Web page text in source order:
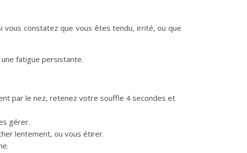
vous constatez que vous êtes tendu, irrité, ou que
fatigue persistante.
par le nez, retenez votre souffle 4 secondes et
gérer.
lentement, ou vous étirer.